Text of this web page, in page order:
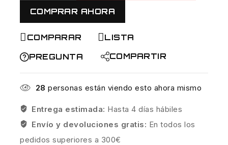
COMPRAR AHORA
COMPARAR
LISTA
PREGUNTA
COMPARTIR
28 personas están viendo esto ahora mismo
Entrega estimada: Hasta 4 días hábiles
Envío y devoluciones gratis: En todos los
pedidos superiores a 300€